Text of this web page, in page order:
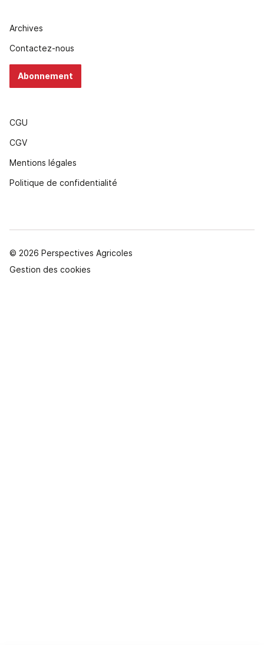
Archives
Contactez-nous
Abonnement
CGU
CGV
Mentions légales
Politique de confidentialité
© 2026 Perspectives Agricoles
Gestion des cookies